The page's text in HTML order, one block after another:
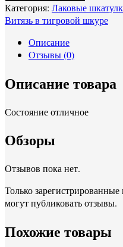
Категория: Лаковые
Витязь в тигровой шкуре
Описание
Отзывы (0)
Описание товара
Состояние отличное
Обзоры
Отзывов пока нет.
Только
могут публиковать отзывы.
Похожие товары